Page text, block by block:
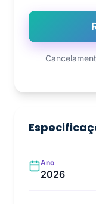
Ano
2026